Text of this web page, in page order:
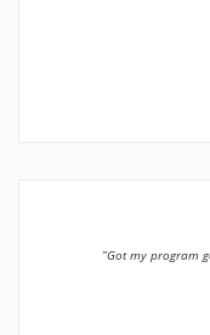
”Got my program